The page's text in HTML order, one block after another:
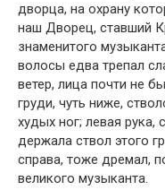
дворца, на охрану
наш Дворец, ставший
знамени­того
волосы едва тре­пал
ветер, лица почти не
груди, чуть ниже,
худых ног; левая
держала ствол этого
справа, тоже дремал,
великого музыканта.